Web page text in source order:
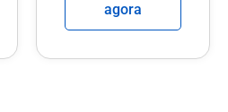
agora